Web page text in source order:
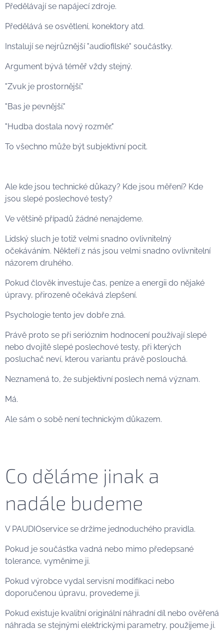
Předělávají se napájecí zdroje.
Předělává se osvětlení, konektory atd.
Instalují se nejrůznější "audiofilské" součástky.
Argument bývá téměř vždy stejný.
"Zvuk je prostornější."
"Bas je pevnější."
"Hudba dostala nový rozměr."
To všechno může být subjektivní pocit.
Ale kde jsou technické důkazy? Kde jsou měření? Kde
jsou slepé poslechové testy?
Ve většině případů žádné nenajdeme.
Lidský sluch je totiž velmi snadno ovlivnitelný
očekáváním. Někteří z nás jsou velmi snadno ovlivnitelní
názorem druhého.
Pokud člověk investuje čas, peníze a energii do nějaké
úpravy, přirozeně očekává zlepšení.
Psychologie tento jev dobře zná.
Právě proto se při seriózním hodnocení používají slepé
nebo dvojitě slepé poslechové testy, při kterých
posluchač neví, kterou variantu právě poslouchá.
Neznamená to, že subjektivní poslech nemá význam.
Má.
Ale sám o sobě není technickým důkazem.
Co děláme jinak a
nadále budeme
V PAUDIOservice se držíme jednoduchého pravidla.
Pokud je součástka vadná nebo mimo předepsané
tolerance, vyměníme ji.
Pokud výrobce vydal servisní modifikaci nebo
doporučenou úpravu, provedeme ji.
Pokud existuje kvalitní originální náhradní díl nebo ověřená
náhrada se stejnými elektrickými parametry, použijeme ji.